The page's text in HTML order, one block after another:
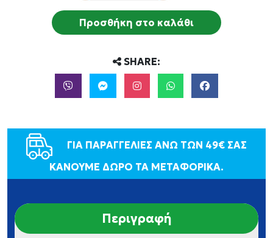
Προσθήκη στο καλάθι
SHARE:
ΓΙΑ ΠΑΡΑΓΓΕΛΙΕΣ ΑΝΩ ΤΩΝ 49€ ΣΑΣ
ΚΑΝΟΥΜΕ ΔΩΡΟ ΤΑ ΜΕΤΑΦΟΡΙΚΑ.
Περιγραφή